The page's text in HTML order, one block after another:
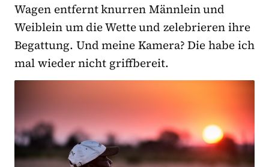
Wagen entfernt knurren Männlein und
Weiblein um die Wette und zelebrieren ihre
Begattung. Und meine Kamera? Die habe ich
mal wieder nicht griffbereit.